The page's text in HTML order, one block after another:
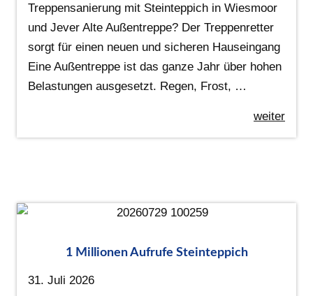
Treppensanierung mit Steinteppich in Wiesmoor
und Jever Alte Außentreppe? Der Treppenretter
sorgt für einen neuen und sicheren Hauseingang
Eine Außentreppe ist das ganze Jahr über hohen
Belastungen ausgesetzt. Regen, Frost, …
weiter
1 Millionen Aufrufe Steinteppich
31. Juli 2026